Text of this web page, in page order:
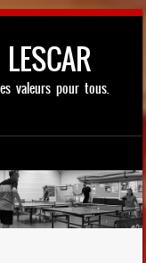
valeurs pour tous.